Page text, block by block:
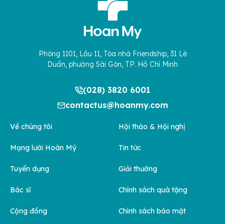
Phòng 1101, Lầu 11, Tòa nhà Friendship, 31 Lê
Duẩn, phường Sài Gòn, TP. Hồ Chí Minh
(028) 3820 6001
contactus@hoanmy.com
Về chúng tôi
Mạng lưới Hoàn Mỹ
Tuyển dụng
Bác sĩ
Cộng đồng
Hội thảo & Hội nghị
Tin tức
Giải thưởng
Chính sách quà tặng
Chính sách bảo mật